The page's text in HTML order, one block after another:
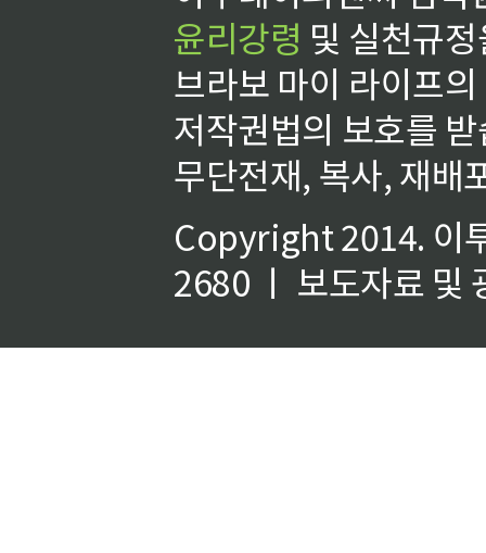
윤리강령 및 실천규
브라보 마이 라이프
저작권법의 보호를
무단전재, 복사, 재배
Copyright 2014. 이
2680 ㅣ 보도자료